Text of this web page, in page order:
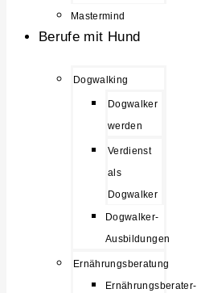
Mastermind
Berufe mit Hund
Dogwalking
Dogwalker
werden
Verdienst
als
Dogwalker
Dogwalker-
Ausbildungen
Ernährungsberatung
Ernährungsberater-